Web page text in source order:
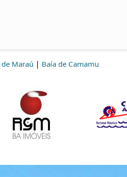
Maraú | Baía de Camamu